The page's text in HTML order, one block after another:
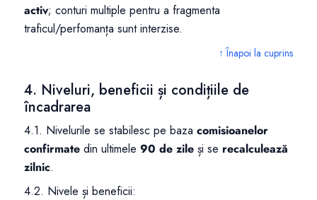
activ; conturi multiple pentru a fragmenta
traficul/perfomanța sunt interzise.
↑ Înapoi la cuprins
4. Niveluri, beneficii și condițiile de
încadrarea
4.1. Nivelurile se stabilesc pe baza comisioanelor
confirmate din ultimele 90 de zile și se recalculează
zilnic.
4.2. Nivele și beneficii: